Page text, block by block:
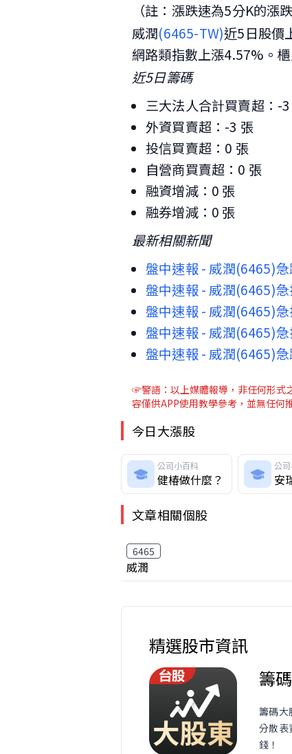
（註：漲跌速為5分K的漲跌
威潤(6465-TW)近5日股價
網路類指數上漲4.57%。
近5日籌碼
三大法人合計買賣超：-
外資買賣超：-3 張
投信買賣超：0 張
自營商買賣超：0 張
融資增減：0 張
融券增減：0 張
最新相關新聞
盤中速報 - 威潤(6465)
盤中速報 - 威潤(6465)
盤中速報 - 威潤(6465)
盤中速報 - 威潤(6465)
盤中速報 - 威潤(6465)
☞警語：以上媒體報導，非任何形式
容僅供APP使用教學參考，並無任何
今日大漲股
公司小百科
健椿做什麼？
公
安
文章相關個股
6465
威潤
精選股市資訊
籌
籌碼大
分散表
錢！